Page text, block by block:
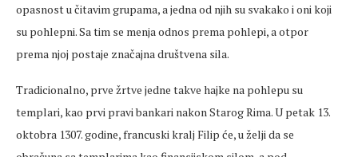
opasnost u čitavim grupama, a jedna od njih su svakako i oni koji
su pohlepni. Sa tim se menja odnos prema pohlepi, a otpor
prema njoj postaje značajna društvena sila.
Tradicionalno, prve žrtve jedne takve hajke na pohlepu su
templari, kao prvi pravi bankari nakon Starog Rima. U petak 13.
oktobra 1307. godine, francuski kralj Filip će, u želji da se